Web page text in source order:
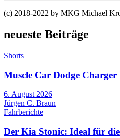
(c) 2018-2022 by MKG Michael
neueste Beiträge
Shorts
Muscle Car Dodge Charger
6. August 2026
Jürgen C. Braun
Fahrberichte
Der Kia Stonic: Ideal für